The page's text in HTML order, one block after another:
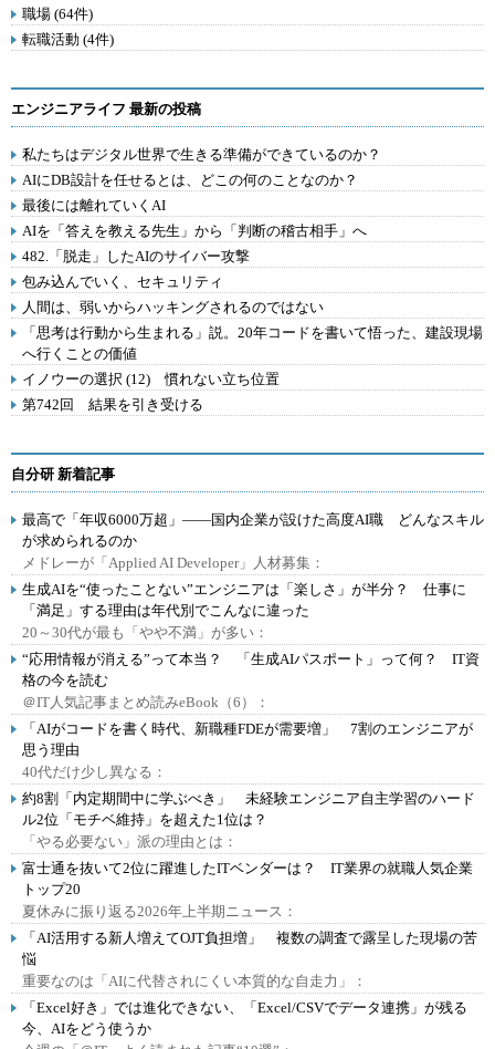
職場 (64件)
転職活動 (4件)
エンジニアライフ 最新の投稿
私たちはデジタル世界で生きる準備ができているのか？
AIにDB設計を任せるとは、どこの何のことなのか？
最後には離れていくAI
AIを「答えを教える先生」から「判断の稽古相手」へ
482.「脱走」したAIのサイバー攻撃
包み込んでいく、セキュリティ
人間は、弱いからハッキングされるのではない
「思考は行動から生まれる」説。20年コードを書いて悟った、建設現場
へ行くことの価値
イノウーの選択 (12) 慣れない立ち位置
第742回 結果を引き受ける
自分研 新着記事
最高で「年収6000万超」――国内企業が設けた高度AI職 どんなスキル
が求められるのか
メドレーが「Applied AI Developer」人材募集：
生成AIを“使ったことない”エンジニアは「楽しさ」が半分？ 仕事に
「満足」する理由は年代別でこんなに違った
20～30代が最も「やや不満」が多い：
“応用情報が消える”って本当？ 「生成AIパスポート」って何？ IT資
格の今を読む
＠IT人気記事まとめ読みeBook（6）：
「AIがコードを書く時代、新職種FDEが需要増」 7割のエンジニアが
思う理由
40代だけ少し異なる：
約8割「内定期間中に学ぶべき」 未経験エンジニア自主学習のハード
ル2位「モチベ維持」を超えた1位は？
「やる必要ない」派の理由とは：
富士通を抜いて2位に躍進したITベンダーは？ IT業界の就職人気企業
トップ20
夏休みに振り返る2026年上半期ニュース：
「AI活用する新人増えてOJT負担増」 複数の調査で露呈した現場の苦
悩
重要なのは「AIに代替されにくい本質的な自走力」：
「Excel好き」では進化できない、「Excel/CSVでデータ連携」が残る
今、AIをどう使うか